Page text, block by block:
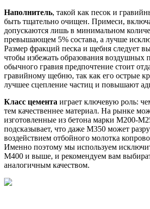
Наполнитель, такой как песок и
быть тщательно очищен. Примеси,
допускаются лишь в минимальном
превышающем 5% состава, а лучше
Размер фракций песка и щебня следует
чтобы избежать образования воздушных
обычного гравия предпочтение стоит
гравийному щебню, так как его острые
лучшее сцепление частиц и повышают
Класс цемента играет ключевую роль:
тем качественнее материал. На рынке
изготовленные из бетона марки М200-
подсказывает, что даже М350 может
воздействием отбойного молотка
Именно поэтому мы используем
М400 и выше, и рекомендуем вам
аналогичным качеством.